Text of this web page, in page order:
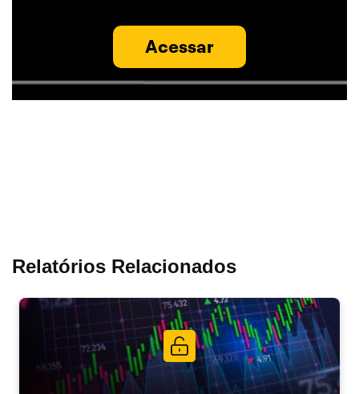
Acessar
Relatórios Relacionados